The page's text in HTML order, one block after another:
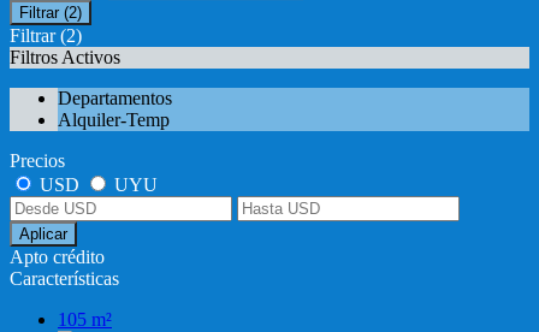
Filtrar (2)
Filtrar (2)
Filtros Activos
Departamentos
Alquiler-Temp
Precios
USD
UYU
Aplicar
Apto crédito
Características
105 m²